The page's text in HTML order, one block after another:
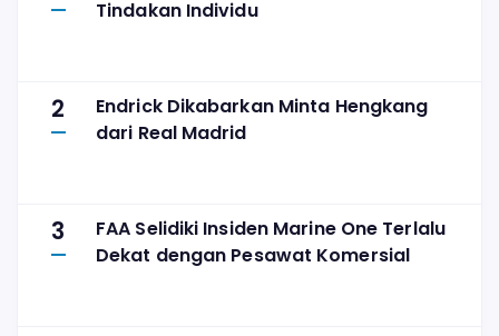
Tindakan Individu
2
Endrick Dikabarkan Minta Hengkang
dari Real Madrid
3
FAA Selidiki Insiden Marine One Terlalu
Dekat dengan Pesawat Komersial